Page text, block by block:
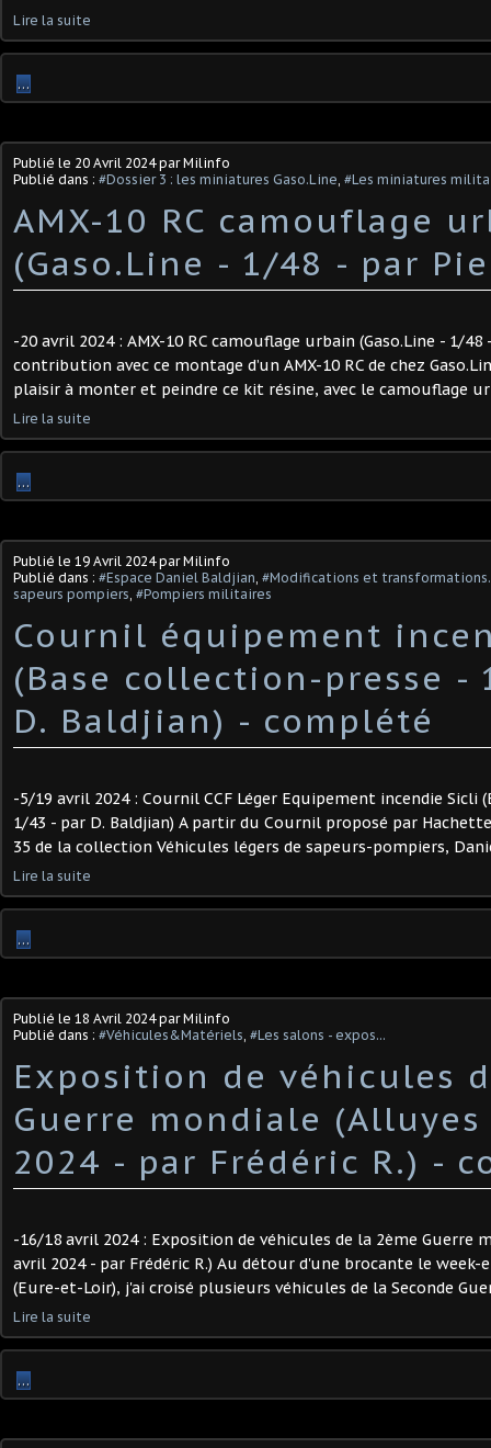
Lire la suite
…
Publié le 20 Avril 2024par Milinfo
Publié dans : #Dossier 3 : les miniatures Gaso.Line, #Les miniatures
AMX-10 RC camouflage
(Gaso.Line - 1/48 - par
-20 avril 2024 : AMX-10 RC camouflage urbain (Gaso.Line - 1/48
contribution avec ce montage d’un AMX-10 RC de chez
plaisir à monter et peindre ce kit résine, avec le camouflage
Lire la suite
…
Publié le 19 Avril 2024par Milinfo
Publié dans : #Espace Daniel Baldjian, #Modifications et
sapeurs pompiers, #Pompiers militaires
Cournil équipement
(Base collection-presse -
D. Baldjian) - complété
-5/19 avril 2024 : Cournil CCF Léger Equipement incendie Sicli
1/43 - par D. Baldjian) A partir du Cournil proposé par
35 de la collection Véhicules légers de sapeurs-pompiers,
Lire la suite
…
Publié le 18 Avril 2024par Milinfo
Publié dans : #Véhicules&Matériels, #Les salons - expos...
Exposition de véhicules
Guerre mondiale
2024 - par Frédéric R.) -
-16/18 avril 2024 : Exposition de véhicules de la 2ème Guerre
avril 2024 - par Frédéric R.) Au détour d'une brocante le week-
(Eure-et-Loir), j'ai croisé plusieurs véhicules de la Seconde
Lire la suite
…